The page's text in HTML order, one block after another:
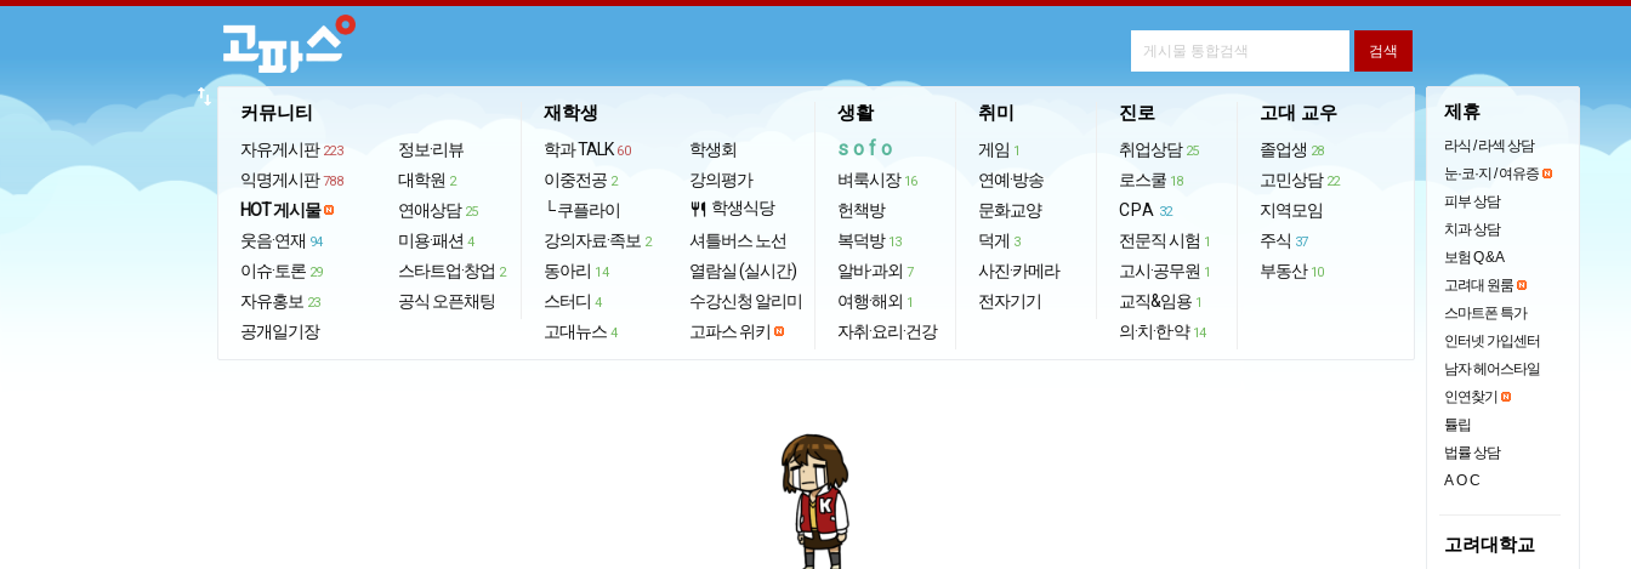
커뮤니티
자유게시판 223
익명게시판 788
HOT 게시물
웃음·연재 94
이슈·토론 29
자유홍보 23
공개일기장
정보·리뷰
대학원 2
연애상담 25
미용·패션 4
스타트업·창업 2
공식 오픈채팅
재학생
학과 TALK 60
이중전공 2
└ 쿠플라이
강의자료·족보 2
동아리 14
스터디 4
고대뉴스 4
학생회
강의평가
restaurant 학생식당
셔틀버스 노선
열람실 (실시간)
수강신청 알리미
고파스 위키
생활
sofo
벼룩시장 16
헌책방
복덕방 13
알바·과외 7
여행·해외 1
자취·요리·건강
취미
게임 1
연예·방송
문화교양
덕게 3
사진·카메라
전자기기
진로
취업상담 25
로스쿨 18
CPA 32
전문직 시험 1
고시·공무원 1
교직&임용 1
의·치·한·약 14
고대 교우
졸업생 28
고민상담 22
지역모임
주식 37
부동산 10
import_export
제휴
라식 / 라섹 상담
눈·코·지 / 여유증
피부 상담
치과 상담
보험 Q & A
고려대 원룸
스마트폰 특가
인터넷 가입센터
남자 헤어스타일
인연찾기
튤립
법률 상담
AOC
고려대학교